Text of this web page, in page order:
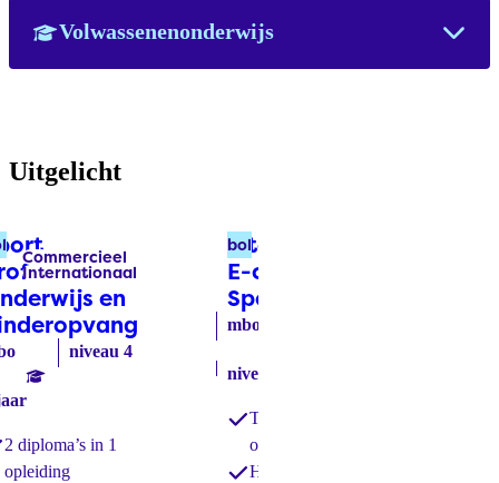
Volwassenenonderwijs
Uitgelicht
en
niveau 4
2 diploma’s in 1
opleiding
International
E-commerce
Specialist
mbo
niveau 4
bol
Tweetalig
onderwijs
Haal 2 diploma’s
Labels:
Commercieel
Internationaal